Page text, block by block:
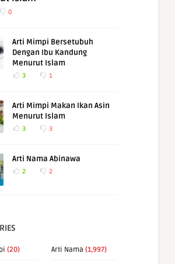
0
Arti Mimpi Bersetubuh
Dengan Ibu Kandung
Menurut Islam
3 1
Arti Mimpi Makan Ikan Asin
Menurut Islam
3 3
Arti Nama Abinawa
2 2
(20) Arti Nama (1,997)